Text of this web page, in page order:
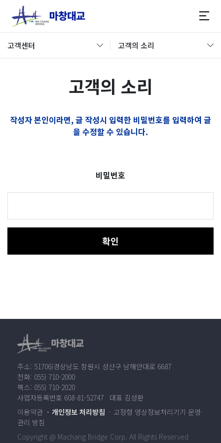
고객센터 고객의 소리
고객의 소리
작성자 본인이라면, 글 작성시 입력한 비밀번호를 입력하여 글
을 수정할 수 있습니다.
비밀번호
확인
주소: 51706)경상남도 창원시 성산구 남해안대로 6687
전화: 055) 710-2000
팩스: 055) 710-2020
사업자등록번호 608-81-52747 대표 김성환
이용약관
개인정보 처리방침
고정형 영상정보처리기기 운영·
관리 방침
Copyright @ Machang Bridge Corp. All Rights Reserved